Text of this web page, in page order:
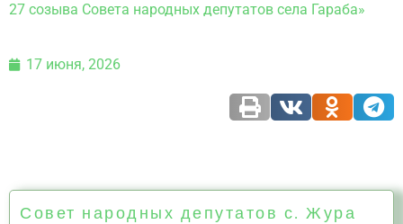
27 созыва Совета народных депутатов села Гараба»
17 июня, 2026
Совет народных депутатов с. Жура